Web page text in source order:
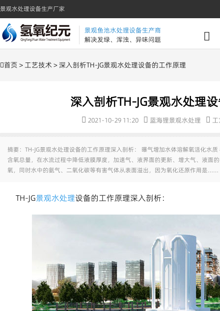
景观水处理设备生产厂家
景观鱼池水处理设备生产商
解决发绿、浑浊、异味问题
首页 > 工艺技术 > 深入剖析TH-JG景观水处理设备的工作原理
深入剖析TH-JG景观水处理
2021-10-29 11:20 蓝海狸景观水处理
摘要：TH-JG景观水处理设备的工作原理深入剖析： 曝气增加水体溶解氧活化水
含氧总量，在水流过程中降低液膜厚度，加速气、液界面的更新、增大气、液面
氧，同时水中的氨气、二氧化碳等有害气体从表面溢出，因为氧化还原作用是……
TH-JG景观水处理设备的工作原理深入剖析：